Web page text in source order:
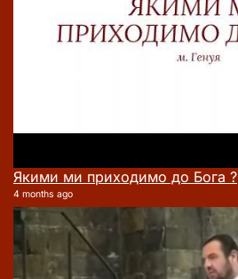
Якими ми приходимо до Бога ?
4 months ago